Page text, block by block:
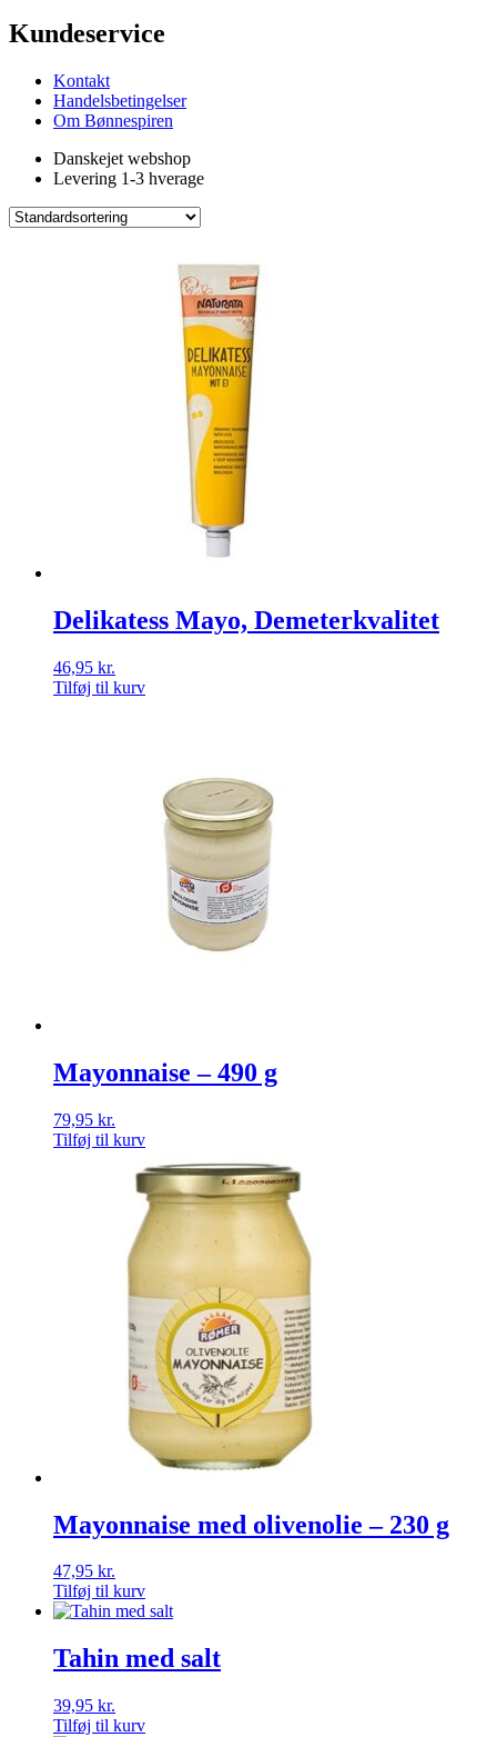
Kundeservice
Kontakt
Handelsbetingelser
Om Bønnespiren
Danskejet webshop
Levering 1-3 hverage
Delikatess Mayo, Demeterkvalitet
46,95 kr.
Tilføj til kurv
Mayonnaise – 490 g
79,95 kr.
Tilføj til kurv
Mayonnaise med olivenolie – 230 g
47,95 kr.
Tilføj til kurv
Tahin med salt
39,95 kr.
Tilføj til kurv